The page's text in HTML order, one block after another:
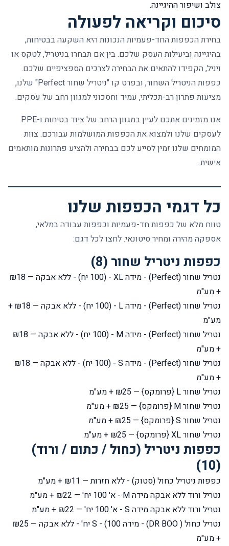
צולב ושיפור ההיגיינה.
סיכום וקריאה לפעולה
בחירת הכפפות החד-פעמיות הנכונות היא השקעה בבטיחות,
בהיגיינה וביעילות העסק שלכם. בין אם תבחרו בניטריל, לטקס או
ויניל, הקפידו להתאים את הבחירה לצרכים הספציפיים שלכם.
כפפות הניטריל השחור, ובפרט קו"ניטריל שחור Perfect"
שלנו,
מציעות פתרון רב-תכליתי, עמיד וחסכוני למגוון רחב של עסקים.
אנו מזמינים אתכם לעיין במגוון הרחב של
ציוד בטיחות ו-PPE
לעסקים שלנו ולמצוא את הכפפות המושלמות עבורכם. צוות
המומחים שלנו זמין לסייע לכם בבחירה ולהציע פתרונות מותאמים
אישית.
כל דגמי הכפפות שלנו
טווח מלא של כפפות חד-פעמיות וכפפות עבודה במלאי,
אספקה מהירה ומחיר סיטונאי. לחצו לכל דגם:
כפפות ניטריל שחור (8)
נטריל שחור (Perfect) - מידה XL - (100 יח) - ללא אבקה
— ₪18
+ מע"מ
נטריל שחור (Perfect) - מידה L - (100 יח) - ללא אבקה
— ₪18 +
מע"מ
נטריל שחור (Perfect) - מידה M - (100 יח) - ללא אבקה
— ₪18
+ מע"מ
נטריל שחור (Perfect) - מידה S - (100 יח) - ללא אבקה
— ₪18
+ מע"מ
נטריל שחור L {פרומקס}
— ₪25 + מע"מ
נטריל שחור M {פרומקס}
— ₪25 + מע"מ
נטריל שחור S {פרומקס}
— ₪25 + מע"מ
נטריל שחור XL {פרומקס}
— ₪25 + מע"מ
כפפות ניטריל (כחול / כתום / ורוד)
(10)
כפפות ניטריל כחול (סטוק) - ללא חזרות— ₪11 + מע"מ
נטריל ורוד ללא אבקה מידה M - א' 100 יח'
— ₪22 + מע"מ
נטריל ורוד ללא אבקה מידה S - א' 100 יח'
— ₪22 + מע"מ
נטריל כחול ( DR BOO) - מידה S - (100 יח' - ללא אבקה
— ₪25
+ מע"מ